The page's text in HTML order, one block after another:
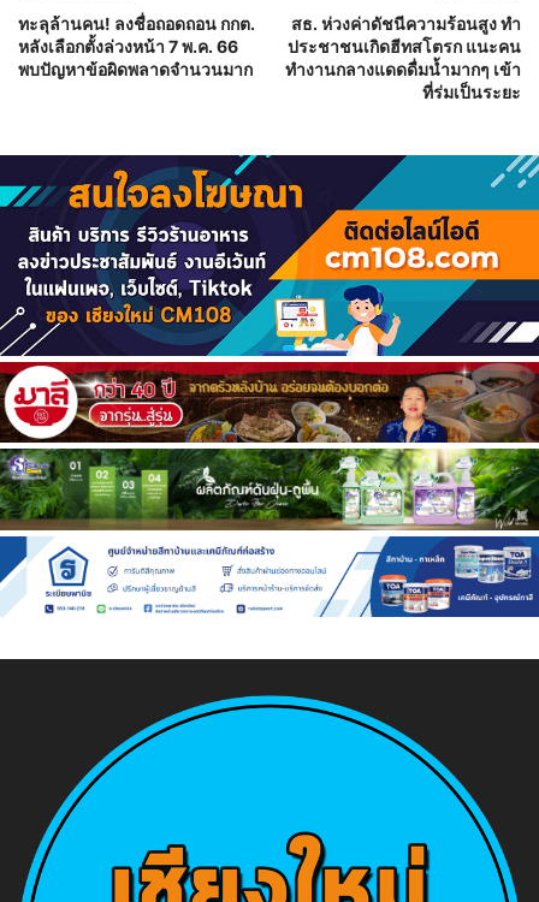
ทะลุล้านคน! ลงชื่อถอดถอน กกต.
หลังเลือกตั้งล่วงหน้า 7 พ.ค. 66
พบปัญหาข้อผิดพลาดจำนวนมาก
สธ. ห่วงค่าดัชนีความร้อนสูง ทำ
ประชาชนเกิดฮีทสโตรก แนะคน
ทำงานกลางแดดดื่มน้ำมากๆ เข้า
ที่ร่มเป็นระยะ